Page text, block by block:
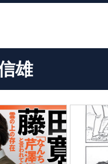
雄